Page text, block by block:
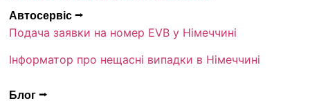
Автосервіс ⭢
Подача заявки на номер EVB у Німеччині
Інформатор про нещасні випадки в Німеччині
Блог ⭢